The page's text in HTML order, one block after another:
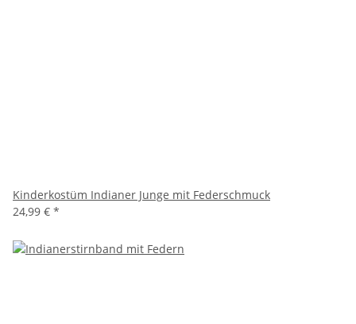
Kinderkostüm Indianer Junge mit Federschmuck
24,99 € *